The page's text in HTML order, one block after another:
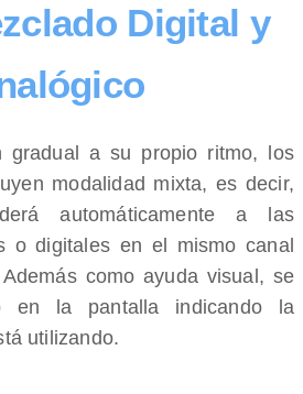
Digital y
gradual a su propio ritmo, los
modalidad mixta, es decir,
automáticamente a las
o digitales en el mismo canal
como ayuda visual, se
en la pantalla indicando la
utilizando.